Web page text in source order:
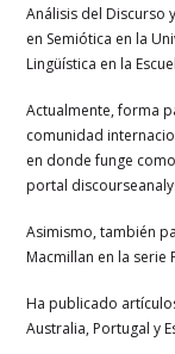
Análisis del Discurso
en Semiótica en la
Lingüística en la
Actualmente, forma
comunidad
en donde funge
portal
Asimismo, también
Macmillan en la serie
Ha publicado
Australia, Portugal y